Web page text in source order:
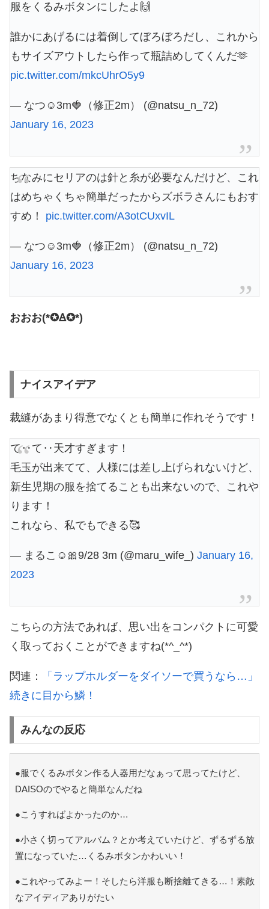
服をくるみボタンにしたよ🙌
誰かにあげるには着倒してぼろぼろだし、これから
もサイズアウトしたら作って瓶詰めしてくんだ🫶
pic.twitter.com/mkcUhrO5y9
— なつ☺︎3m🍓（修正2m） (@natsu_n_72)
January 16, 2023
ちなみにセリアのは針と糸が必要なんだけど、これ
はめちゃくちゃ簡単だったからズボラさんにもおす
すめ！ pic.twitter.com/A3otCUxvIL
— なつ☺︎3m🍓（修正2m） (@natsu_n_72)
January 16, 2023
おおお(*✪Ꙙ✪*)
ナイスアイデア
裁縫があまり得意でなくとも簡単に作れそうです！
て‥て‥天才すぎます！
毛玉が出来てて、人様には差し上げられないけど、
新生児期の服を捨てることも出来ないので、これや
ります！
これなら、私でもできる🥰
— まるこ☺︎🎀9/28 3m (@maru_wife_) January 16,
2023
こちらの方法であれば、思い出をコンパクトに可愛
く取っておくことができますね(*^_^*)
関連：
「ラップホルダーをダイソーで買うなら…」
続きに目から鱗！
みんなの反応
●服でくるみボタン作る人器用だなぁって思ってたけど、
DAISOのでやると簡単なんだね
●こうすればよかったのか…
●小さく切ってアルバム？とか考えていたけど、ずるずる放
置になっていた…くるみボタンかわいい！
●これやってみよー！そしたら洋服も断捨離てきる…！素敵
なアイディアありがたい